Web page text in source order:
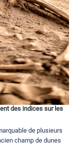
des indices sur les
de plusieurs
champ de dunes